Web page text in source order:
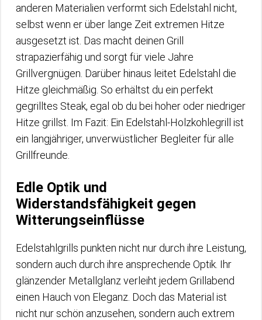
anderen Materialien verformt sich Edelstahl nicht,
selbst wenn er über lange Zeit extremen Hitze
ausgesetzt ist. Das macht deinen Grill
strapazierfähig und sorgt für viele Jahre
Grillvergnügen. Darüber hinaus leitet Edelstahl die
Hitze gleichmäßig. So erhältst du ein perfekt
gegrilltes Steak, egal ob du bei hoher oder niedriger
Hitze grillst. Im Fazit: Ein Edelstahl-Holzkohlegrill ist
ein langjähriger, unverwüstlicher Begleiter für alle
Grillfreunde.
Edle Optik und
Widerstandsfähigkeit gegen
Witterungseinflüsse
Edelstahlgrills punkten nicht nur durch ihre Leistung,
sondern auch durch ihre ansprechende Optik. Ihr
glänzender Metallglanz verleiht jedem Grillabend
einen Hauch von Eleganz. Doch das Material ist
nicht nur schön anzusehen, sondern auch extrem